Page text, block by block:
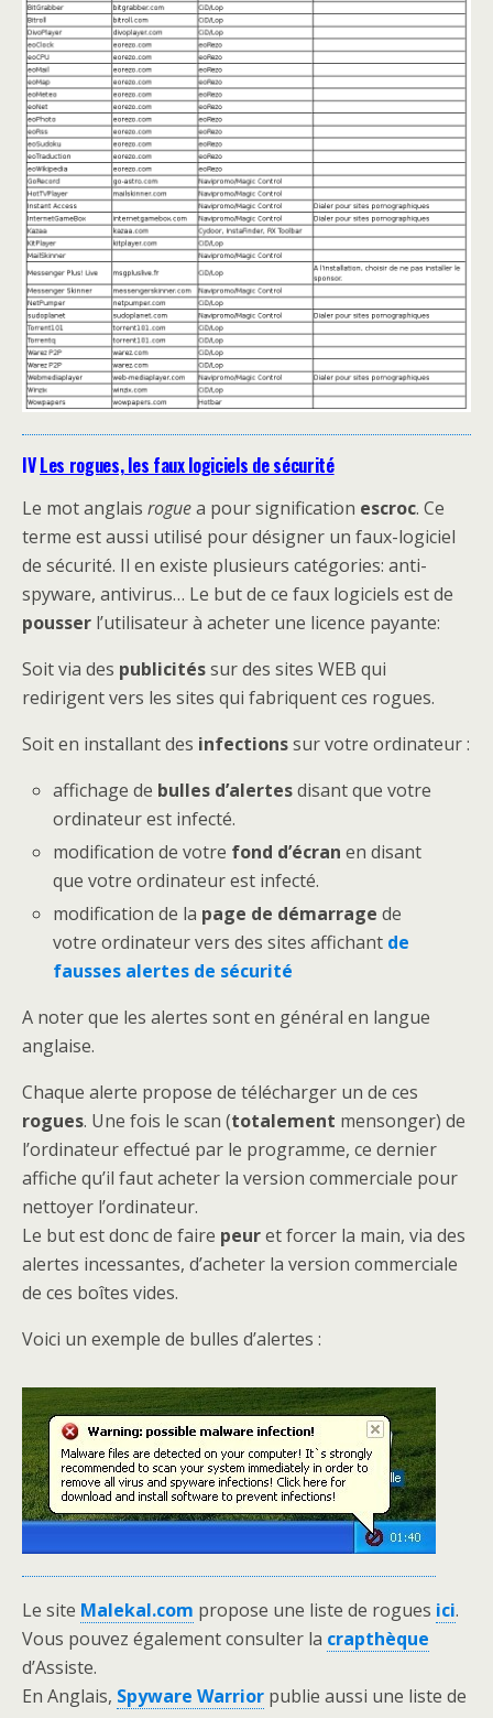
IVLes rogues, les faux logiciels de sécurité
Le mot anglais roguea pour signification escroc. Ce
terme est aussi utilisé pour désigner un faux-logiciel
de sécurité. Il en existe plusieurs catégories: anti-
spyware, antivirus… Le but de ce faux logiciels est de
pousser l’utilisateur à acheter une licence payante:
Soit via des publicitéssur des sites WEB qui
redirigent vers les sites qui fabriquent ces rogues.
Soit en installant des infectionssur votre ordinateur :
affichage de bulles d’alertesdisant que votre
ordinateur est infecté.
modification de votre fond d’écran en disant
que votre ordinateur est infecté.
modification de la page de démarrage de
votre ordinateur vers des sites affichant de
fausses alertes de sécurité
A noter que les alertes sont en général en langue
anglaise.
Chaque alerte propose de télécharger un de ces
rogues. Une fois le scan (totalement mensonger) de
l’ordinateur effectué par le programme, ce dernier
affiche qu’il faut acheter la version commerciale pour
nettoyer l’ordinateur.
Le but est donc de faire peuret forcer la main, via des
alertes incessantes, d’acheter la version commerciale
de ces boîtes vides.
Voici un exemple de bulles d’alertes :
Le site Malekal.com propose une liste de rogues ici.
Vous pouvez également consulter la crapthèque
d’Assiste.
En Anglais, Spyware Warrior publie aussi une liste de